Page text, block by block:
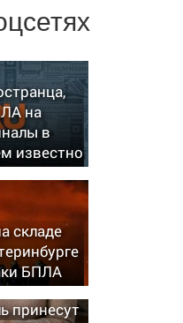
на
в
известно
складе
БПЛА
принесут